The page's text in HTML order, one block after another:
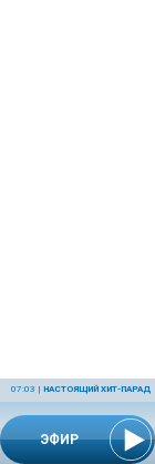
ЭФИР
07:03 | НАСТОЯЩИЙ ХИТ-ПАРАД